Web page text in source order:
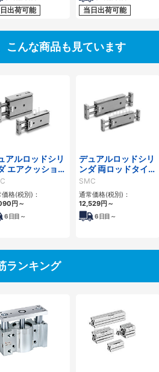
出荷可能 当日出荷可能
こんな商品も見ています
アルロッドシリ
エアクッション
シリーズ
格(税別)：
円 ～
6 日目～
デュアルロッドシリ
ンダ 両ロッドタイプ
CXSWシリーズ
SMC
通常価格(税別)：
12,529円 ～
6 日目～
ランキング